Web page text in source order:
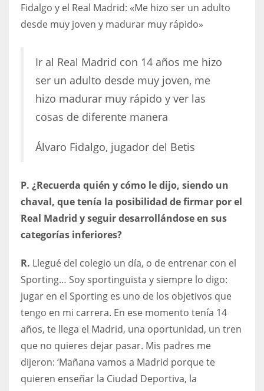
Fidalgo y el Real Madrid: «Me hizo ser un adulto
desde muy joven y madurar muy rápido»
Ir al Real Madrid con 14 años me hizo
ser un adulto desde muy joven, me
hizo madurar muy rápido y ver las
cosas de diferente manera
Álvaro Fidalgo, jugador del Betis
P. ¿Recuerda quién y cómo le dijo, siendo un
chaval, que tenía la posibilidad de firmar por el
Real Madrid y seguir desarrollándose en sus
categorías inferiores?
R. Llegué del colegio un día, o de entrenar con el
Sporting… Soy sportinguista y siempre lo digo:
jugar en el Sporting es uno de los objetivos que
tengo en mi carrera. En ese momento tenía 14
años, te llega el Madrid, una oportunidad, un tren
que no quieres dejar pasar. Mis padres me
dijeron: ‘Mañana vamos a Madrid porque te
quieren enseñar la Ciudad Deportiva, la